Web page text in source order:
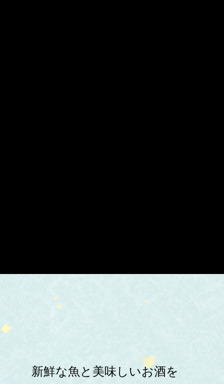
新鮮な魚と美味しいお酒を